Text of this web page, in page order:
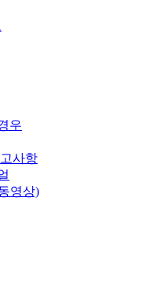
우
사항
영상)